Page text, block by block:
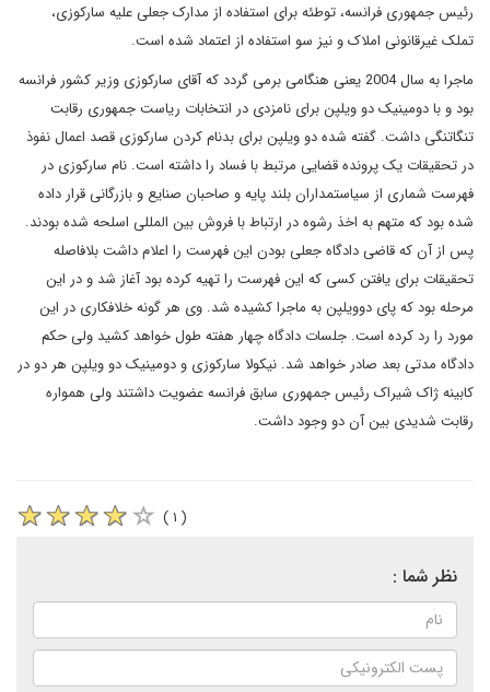
رئیس جمهوری فرانسه، توطئه براى استفاده از مدارک جعلى علیه سارکوزی،
تملک غيرقانونى املاک و نيز سو استفاده از اعتماد شده است.
ماجرا به سال 2004 يعنى هنگامى برمى گردد که آقاى سارکوزى وزير کشور فرانسه
بود و با دومينيک دو ويلپن براى نامزدى در انتخابات رياست جمهورى رقابت
تنگاتنگى داشت. گفته شده دو ويلپن براى بدنام کردن سارکوزى قصد اعمال نفوذ
در تحقيقات يک پرونده قضايى مرتبط با فساد را داشته است. نام سارکوزى در
فهرست شمارى از سياستمداران بلند پايه و صاحبان صنايع و بازرگانى قرار داده
شده بود که متهم به اخذ رشوه در ارتباط با فروش بين المللى اسلحه شده بودند.
پس از آن که قاضى دادگاه جعلى بودن اين فهرست را اعلام داشت بلافاصله
تحقيقات براى يافتن کسى که اين فهرست را تهيه کرده بود آغاز شد و در اين
مرحله بود که پاى دوويلپن به ماجرا کشيده شد. وى هر گونه خلافکارى در اين
مورد را رد کرده است. جلسات دادگاه چهار هفته طول خواهد کشيد ولى حکم
دادگاه مدتى بعد صادر خواهد شد. نيکولا سارکوزى و دومينيک دو ويلپن هر دو در
کابينه ژاک شيراک رئيس جمهوری سابق فرانسه عضويت داشتند ولى همواره
رقابت شديدى بين آن دو وجود داشت.
( ۱ )
نظر شما :